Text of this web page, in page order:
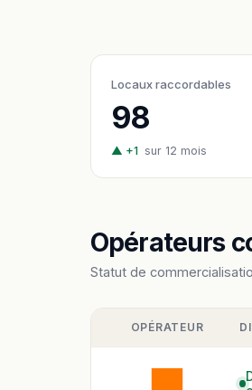
Locaux raccordables
98
▲ +1 sur 12 mois
Opérateurs
Statut de
OPÉRATEUR